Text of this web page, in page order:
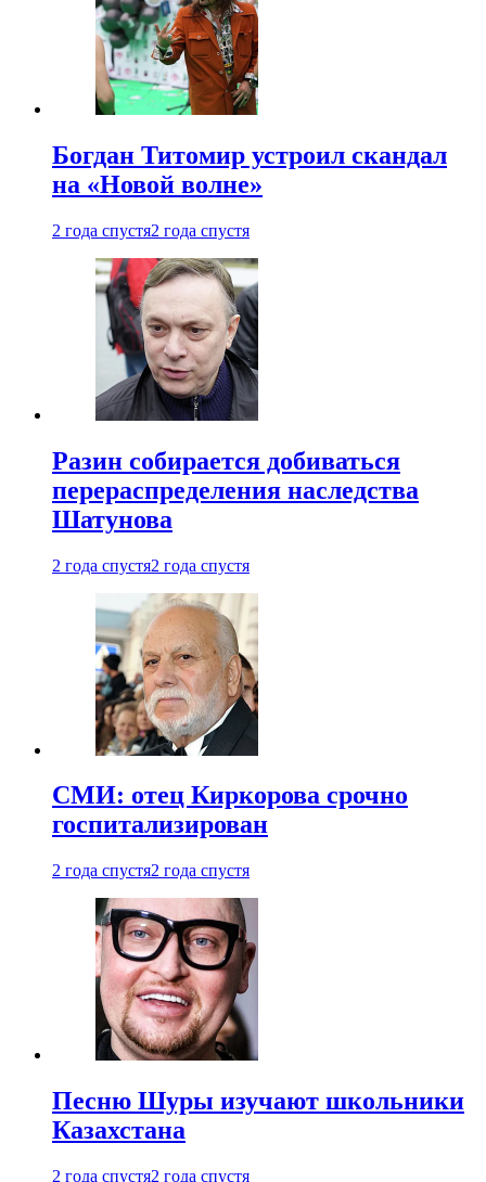
Богдан Титомир устроил скандал
на «Новой волне»
2 года спустя2 года спустя
Разин собирается добиваться
перераспределения наследства
Шатунова
2 года спустя2 года спустя
СМИ: отец Киркорова срочно
госпитализирован
2 года спустя2 года спустя
Песню Шуры изучают школьники
Казахстана
2 года спустя2 года спустя